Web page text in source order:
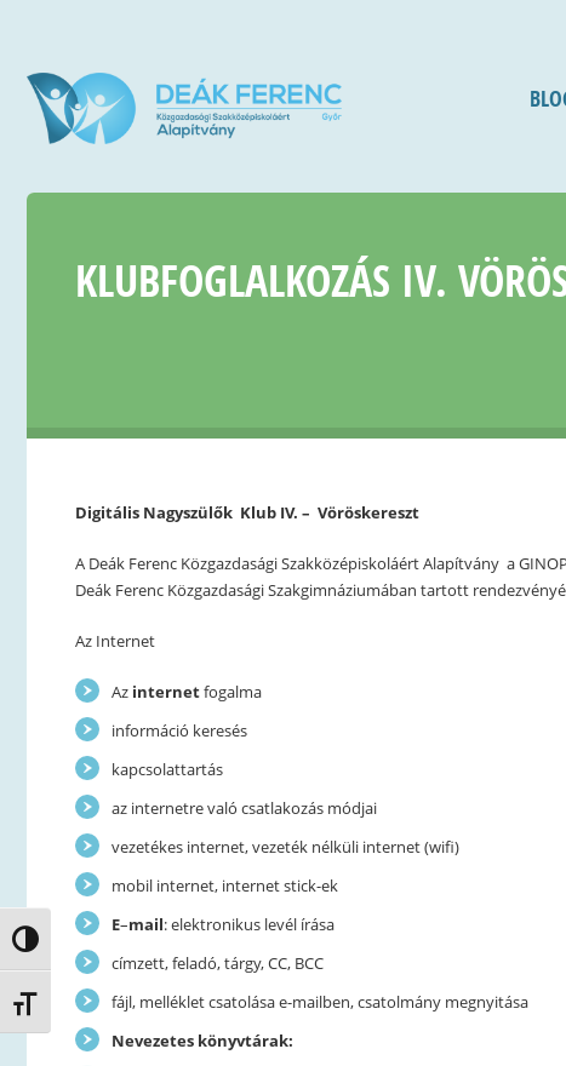
Nagy kontraszt váltása
Betűméret váltása
KLUBFOGLALKOZÁS IV.
Digitális Nagyszülők Klub IV. – Vöröskereszt
A Deák Ferenc Közgazdasági Szakközépiskoláért Alapítvány a
Deák Ferenc Közgazdasági Szakgimnáziumában tartott
Az Internet
Az internetfogalma
információ keresés
kapcsolattartás
az internetre való csatlakozás módjai
vezetékes internet, vezeték nélküli internet (wifi)
mobil internet, internet stick-ek
E–mail: elektronikus levél írása
címzett, feladó, tárgy, CC, BCC
fájl, melléklet csatolása e-mailben, csatolmány megnyitása
Nevezetes könyvtárak: